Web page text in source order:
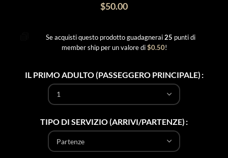
$50.00
Se acquisti questo prodotto guadagnerai25 punti di
member ship per un valore di$0.50!
IL PRIMO ADULTO (PASSEGGERO PRINCIPALE)
TIPO DI SERVIZIO (ARRIVI/PARTENZE)